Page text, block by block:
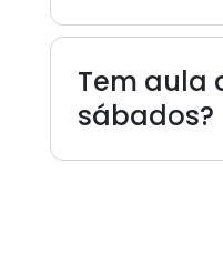
Tem aula
sábados?